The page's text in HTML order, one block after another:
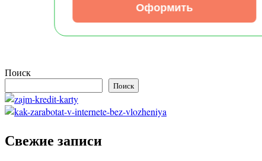
Оформить
Поиск
Поиск
Свежие записи